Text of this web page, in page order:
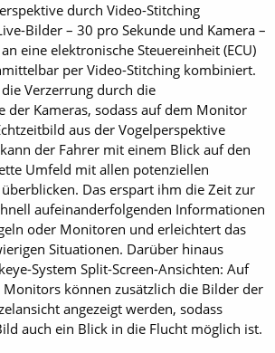
durch Video-Stitching
Bilder – 30 pro Sekunde und Kamera –
eine elektronische Steuereinheit (ECU)
per Video-Stitching kombiniert.
Verzerrung durch die
der Kameras, sodass auf dem Monitor
aus der Vogelperspektive
der Fahrer mit einem Blick auf den
Umfeld mit allen potenziellen
Das erspart ihm die Zeit zur
aufeinanderfolgenden Informationen
oder Monitoren und erleichtert das
Situationen. Darüber hinaus
System Split-Screen-Ansichten: Auf
Monitors können zusätzlich die Bilder der
angezeigt werden, sodass
auch ein Blick in die Flucht möglich ist.